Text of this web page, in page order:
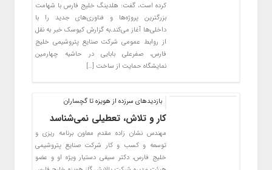
کرده است، گفت: هلدینگ خلیج فارس با شهامت
بزرگترین پروژه‌ها و فناوری‌های جدید را با
داخلی‌ها آغاز می‌کند.به گزارش کیوسک خبر به نقل
از روابط عمومی شرکت صنایع پتروشیمی خلیج
فارس، صفرعلی بابایی در حاشیه چهارمین
نمایشگاه حمایت از ساخت […]
بازدیدهای سرزده از هویزه تا گچساران
کار و تلاش، تعطیلی نمی‌شناسد
مهندس نشان زاده مقدم معاون برنامه ریزی و
توسعه و کسب و کار شرکت صنایع پتروشیمی
خلیج فارس، دکتر سیفی دستیار ویژه او و عضو